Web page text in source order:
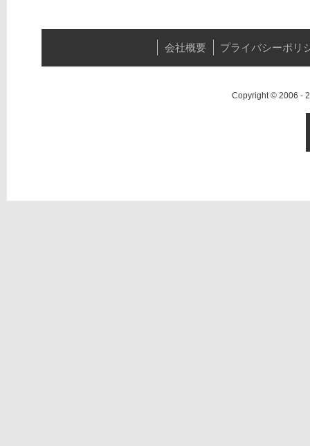
会社概要 プライバシーポリ
Copyright © 2006 -